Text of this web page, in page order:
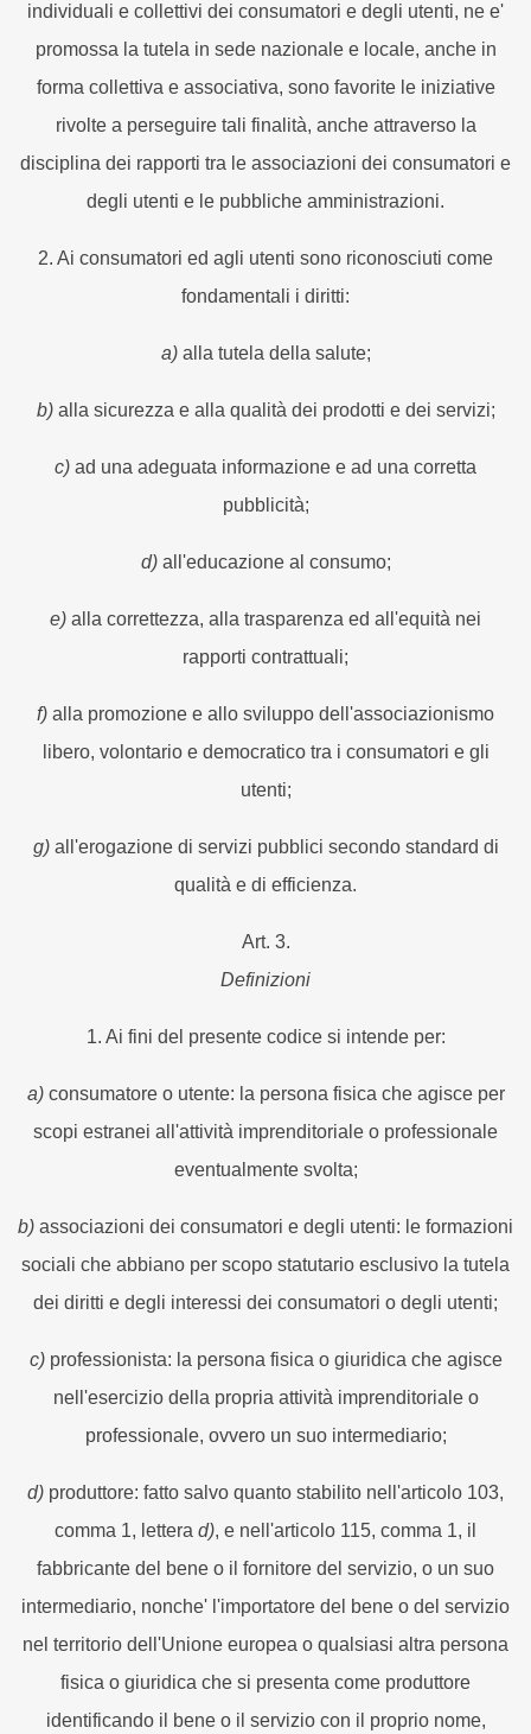
individuali e collettivi dei consumatori e degli utenti, ne e'
promossa la tutela in sede nazionale e locale, anche in
forma collettiva e associativa, sono favorite le iniziative
rivolte a perseguire tali finalità, anche attraverso la
disciplina dei rapporti tra le associazioni dei consumatori e
degli utenti e le pubbliche amministrazioni.
2. Ai consumatori ed agli utenti sono riconosciuti come
fondamentali i diritti:
a)alla tutela della salute;
b)alla sicurezza e alla qualità dei prodotti e dei servizi;
c) ad una adeguata informazione e ad una corretta
pubblicità;
d)all'educazione al consumo;
e) alla correttezza, alla trasparenza ed all'equità nei
rapporti contrattuali;
f) alla promozione e allo sviluppo dell'associazionismo
libero, volontario e democratico tra i consumatori e gli
utenti;
g)all'erogazione di servizi pubblici secondo standard di
qualità e di efficienza.
Art. 3.
Definizioni
1. Ai fini del presente codice si intende per:
a)consumatore o utente: la persona fisica che agisce per
scopi estranei all'attività imprenditoriale o professionale
eventualmente svolta;
b) associazioni dei consumatori e degli utenti: le formazioni
sociali che abbiano per scopo statutario esclusivo la tutela
dei diritti e degli interessi dei consumatori o degli utenti;
c)professionista: la persona fisica o giuridica che agisce
nell'esercizio della propria attività imprenditoriale o
professionale, ovvero un suo intermediario;
d) produttore: fatto salvo quanto stabilito nell'articolo 103,
comma 1, lettera d), e nell'articolo 115, comma 1, il
fabbricante del bene o il fornitore del servizio, o un suo
intermediario, nonche' l'importatore del bene o del servizio
nel territorio dell'Unione europea o qualsiasi altra persona
fisica o giuridica che si presenta come produttore
identificando il bene o il servizio con il proprio nome,